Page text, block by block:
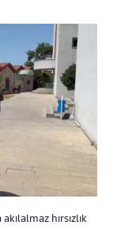
hırsızlık